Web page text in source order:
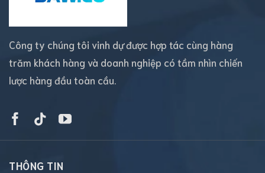
Công ty chúng tôi vinh dự được hợp tác cùng hàng
trăm khách hàng và doanh nghiệp có tầm nhìn chiến
lược hàng đầu toàn cầu.
THÔNG TIN